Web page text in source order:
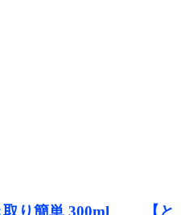
取り簡単 300ml 【と